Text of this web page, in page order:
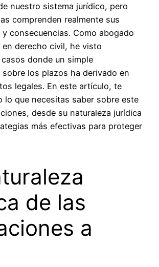
nuestro sistema jurídico, pero
comprenden realmente sus
consecuencias. Como abogado
en derecho civil, he visto
donde un simple
los plazos ha derivado en
legales. En este artículo, te
lo que necesitas saber sobre este
desde su naturaleza jurídica
más efectivas para proteger
de las
a